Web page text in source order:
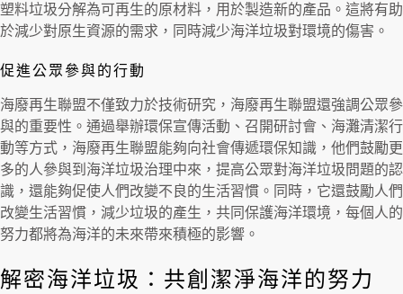
塑料垃圾分解為可再生的原材料，用於製造新的產品。這將有助
於減少對原生資源的需求，同時減少海洋垃圾對環境的傷害。
促進公眾參與的行動
海廢再生聯盟不僅致力於技術研究，海廢再生聯盟還強調公眾參
與的重要性。通過舉辦環保宣傳活動、召開研討會、海灘清潔行
動等方式，海廢再生聯盟能夠向社會傳遞環保知識，他們鼓勵更
多的人參與到海洋垃圾治理中來，提高公眾對海洋垃圾問題的認
識，還能夠促使人們改變不良的生活習慣。同時，它還鼓勵人們
改變生活習慣，減少垃圾的產生，共同保護海洋環境，每個人的
努力都將為海洋的未來帶來積極的影響。
解密海洋垃圾：共創潔淨海洋的努力